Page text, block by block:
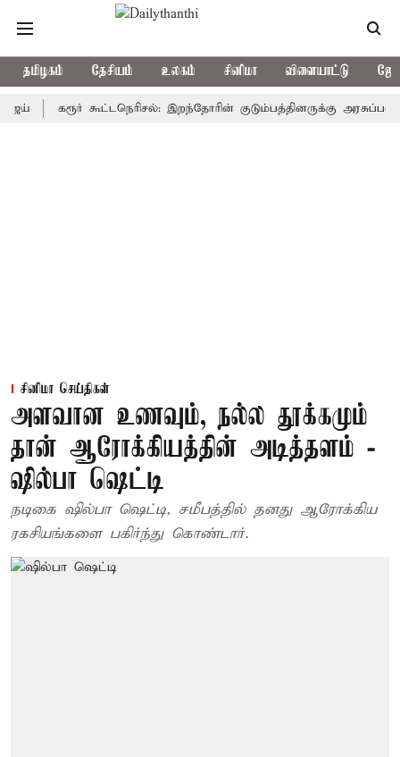
தமிழகம் தேசியம் உலகம் சினிமா விளையாட்டு
கரூர் கூட்டநெரிசல்: இறந்தோரின் குடும்பத்தினருக்கு அரசுப்பணி
சினிமா செய்திகள்
அளவான உணவும், நல்ல தூக்கமும்
தான் ஆரோக்கியத்தின் அடித்தளம் -
ஷில்பா ஷெட்டி
நடிகை ஷில்பா ஷெட்டி, சமீபத்தில் தனது ஆரோக்கிய
ரகசியங்களை பகிர்ந்து கொண்டார்.